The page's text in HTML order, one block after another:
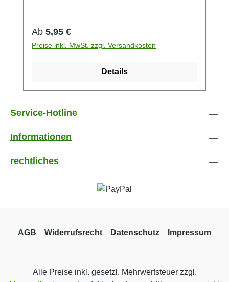
Regulärer Preis:
Ab 5,95 €
Preise inkl. MwSt. zzgl. Versandkosten
Details
Service-Hotline
Informationen
rechtliches
AGB Widerrufsrecht Datenschutz Impressum
Alle Preise inkl. gesetzl. Mehrwertsteuer zzgl.